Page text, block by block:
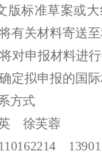
版标准草案或大
有关材料寄送
对申报材料进
定拟申报的国
方式
徐芙蓉